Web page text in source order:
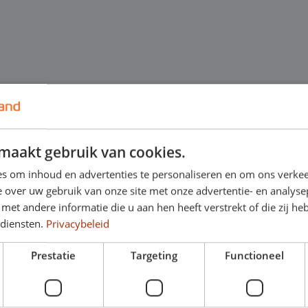
gebruik van cookies.
om inhoud en advertenties te personaliseren en om ons
uw gebruik van onze site met onze advertentie- en
andere informatie die u aan hen heeft verstrekt of die zij
Privacybeleid
Prestatie Targeting Functioneel